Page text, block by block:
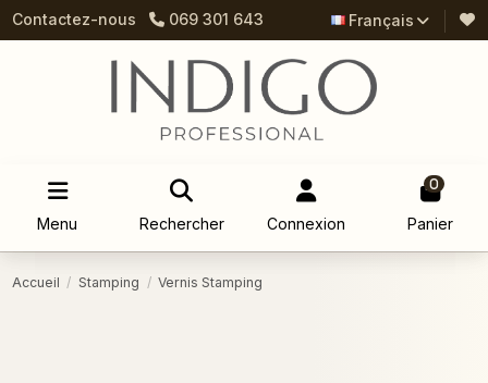
Contactez-nous 069 301 643 Français
Menu Rechercher Connexion
0
Panier
Accueil Stamping Vernis Stamping